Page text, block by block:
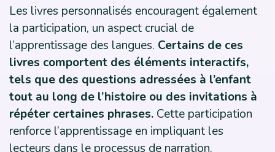
Les livres personnalisés encouragent également
la participation, un aspect crucial de
l’apprentissage des langues. Certains de ces
livres comportent des éléments interactifs,
tels que des questions adressées à l’enfant
tout au long de l’histoire ou des invitations à
répéter certaines phrases. Cette participation
renforce l’apprentissage en impliquant les
lecteurs dans le processus de narration.